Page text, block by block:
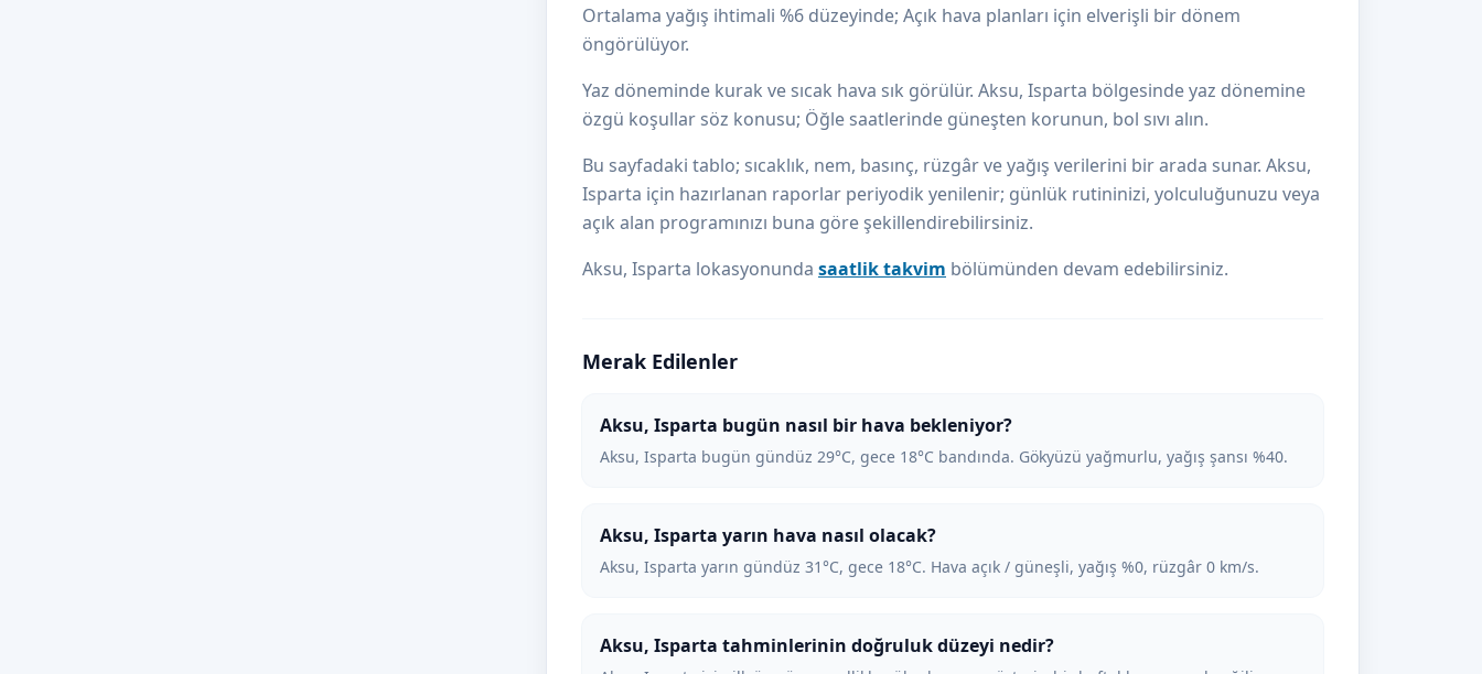
Ortalama yağış ihtimali %6 düzeyinde; Açık hava planları için elverişli bir dönem
öngörülüyor.
Yaz döneminde kurak ve sıcak hava sık görülür. Aksu, Isparta bölgesinde yaz dönemine
özgü koşullar söz konusu; Öğle saatlerinde güneşten korunun, bol sıvı alın.
Bu sayfadaki tablo; sıcaklık, nem, basınç, rüzgâr ve yağış verilerini bir arada sunar. Aksu,
Isparta için hazırlanan raporlar periyodik yenilenir; günlük rutininizi, yolculuğunuzu veya
açık alan programınızı buna göre şekillendirebilirsiniz.
Aksu, Isparta lokasyonunda saatlik takvim bölümünden devam edebilirsiniz.
Merak Edilenler
Aksu, Isparta bugün nasıl bir hava bekleniyor?
Aksu, Isparta bugün gündüz 29°C, gece 18°C bandında. Gökyüzü yağmurlu, yağış şansı %40.
Aksu, Isparta yarın hava nasıl olacak?
Aksu, Isparta yarın gündüz 31°C, gece 18°C. Hava açık / güneşli, yağış %0, rüzgâr 0 km/s.
Aksu, Isparta tahminlerinin doğruluk düzeyi nedir?